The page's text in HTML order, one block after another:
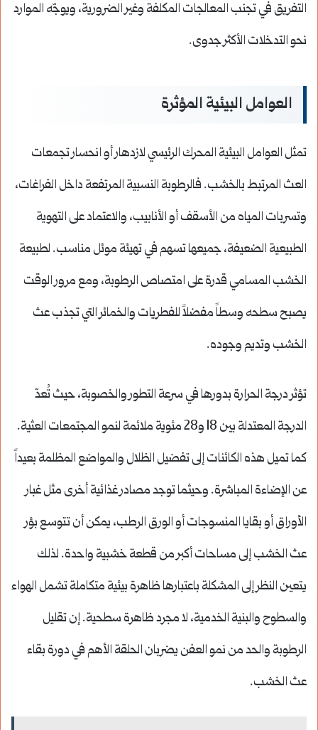
التفريق في تجنب المعالجات المكلفة وغير الضرورية، ويوجّه الموارد
نحو التدخلات الأكثر جدوى.
العوامل البيئية المؤثرة
تمثل العوامل البيئية المحرك الرئيسي لازدهار أو انحسار تجمعات
العث المرتبط بالخشب. فالرطوبة النسبية المرتفعة داخل الفراغات،
وتسربات المياه من الأسقف أو الأنابيب، والاعتماد على التهوية
الطبيعية الضعيفة، جميعها تسهم في تهيئة موئل مناسب. لطبيعة
الخشب المسامي قدرة على امتصاص الرطوبة، ومع مرور الوقت
يصبح سطحه وسطاً مفضلاً للفطريات والخمائر التي تجذب عث
الخشب وتديم وجوده.
تؤثر درجة الحرارة بدورها في سرعة التطور والخصوبة، حيث تُعدّ
الدرجة المعتدلة بين 18 و28 مئوية ملائمة لنمو المجتمعات العثية.
كما تميل هذه الكائنات إلى تفضيل الظلال والمواضع المظلمة بعيداً
عن الإضاءة المباشرة. وحيثما توجد مصادر غذائية أخرى مثل غبار
الأوراق أو بقايا المنسوجات أو الورق الرطب، يمكن أن تتوسع بؤر
عث الخشب إلى مساحات أكبر من قطعة خشبية واحدة. لذلك
يتعين النظر إلى المشكلة باعتبارها ظاهرة بيئية متكاملة تشمل الهواء
والسطوح والبنية الخدمية، لا مجرد ظاهرة سطحية. إن تقليل
الرطوبة والحد من نمو العفن يضربان الحلقة الأهم في دورة بقاء
عث الخشب.